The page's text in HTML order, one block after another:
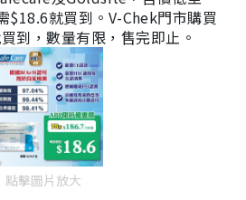
$18.6就買到。V-Chek門市購買
到，數量有限，售完即止。
點擊圖片放大